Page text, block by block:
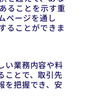
ることを示す重
ページを通し
ることができま
い業務内容や料
ことで、取引先
を把握でき、安